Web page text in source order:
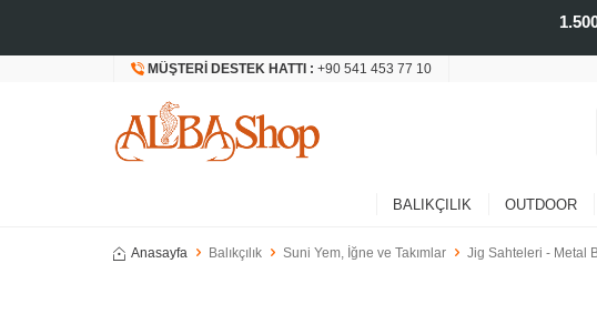
MÜŞTERI DESTEK HATTI : +90 541 453 77 10
BALIKÇILIK OUTDOOR
Anasayfa Balıkçılık Suni Yem, İğne ve Takımlar Jig Sahteleri - Metal